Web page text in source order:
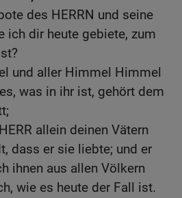
des HERRN und seine
ich dir heute gebiete, zum
und aller Himmel Himmel
was in ihr ist, gehört dem
allein deinen Vätern
dass er sie liebte; und er
ihnen aus allen Völkern
wie es heute der Fall ist.